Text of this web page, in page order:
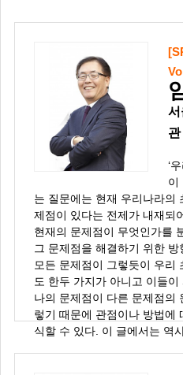
서
‘
이
는 질문에는 현재 우리나라의
제점이 있다는 전제가 내재되
현재의 문제점이 무엇인가를
그 문제점을 해결하기 위한
모든 문제점이 그렇듯이 우리
도 한두 가지가 아니고 이들
나의 문제점이 다른 문제점의
렇기 때문에 관점이나 방법에
식할 수 있다. 이 글에서는 역